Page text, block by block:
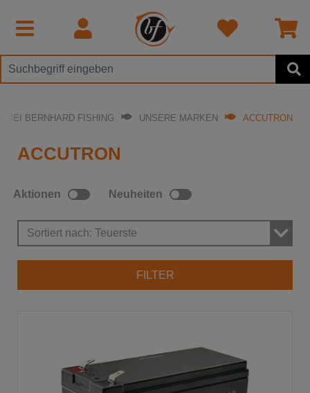
BEI BERNHARD FISHING UNSERE MARKEN ACCUTRON
ACCUTRON
FILTER
Sortiert nach: Teuerste
Aktionen Neuheiten